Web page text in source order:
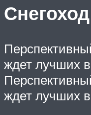
ждет лучших
ждет лучших